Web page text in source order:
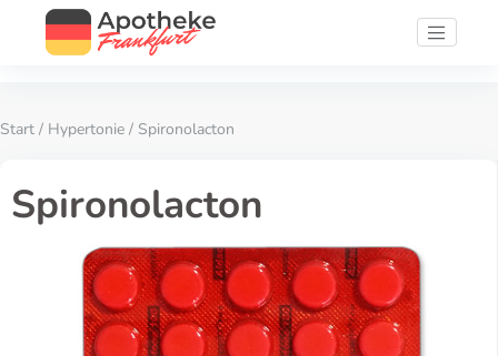
Start / Hypertonie / Spironolacton
Spironolacton